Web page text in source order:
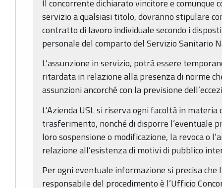
Il concorrente dichiarato vincitore e comunque
servizio a qualsiasi titolo, dovranno stipulare
contratto di lavoro individuale secondo i
personale del comparto del Servizio Sanitario
L’assunzione in servizio, potrà essere
ritardata in relazione alla presenza di norme
assunzioni ancorché con la previsione
L’Azienda USL si riserva ogni facoltà in materia
trasferimento, nonché di disporre l’eventuale
loro sospensione o modificazione, la revoca o
relazione all’esistenza di motivi di pubblico
Per ogni eventuale informazione si precisa che
responsabile del procedimento è l’Ufficio